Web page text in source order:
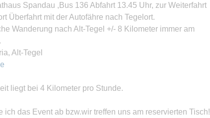
Spandau ,Bus 136 Abfahrt 13.45 Uhr, zur Weiterfahrt
Überfahrt mit der Autofähre nach Tegelort.
Wanderung nach Alt-Tegel +/- 8 Kilometer immer am
Alt-Tegel
liegt bei 4 Kilometer pro Stunde.
ich das Event ab bzw.wir treffen uns am reservierten Tisch!